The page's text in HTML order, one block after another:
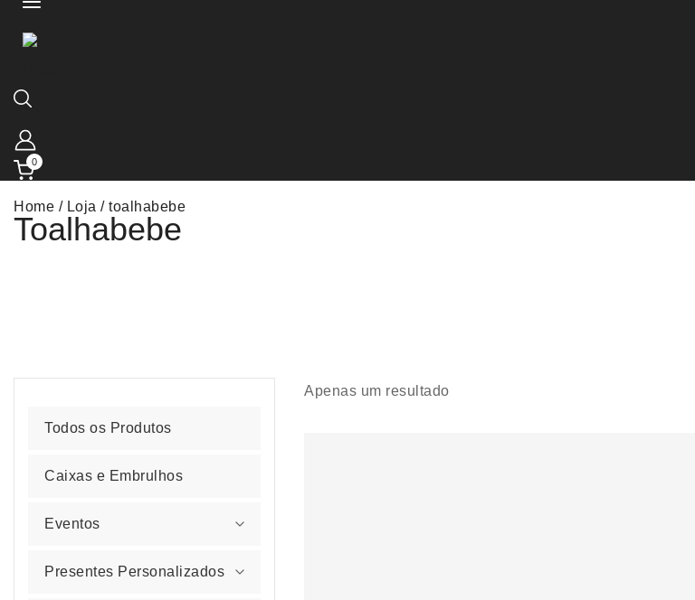
0
Home / Loja / toalhabebe
Toalhabebe
Apenas um resultado
Todos os Produtos
Caixas e Embrulhos
Eventos
Presentes Personalizados